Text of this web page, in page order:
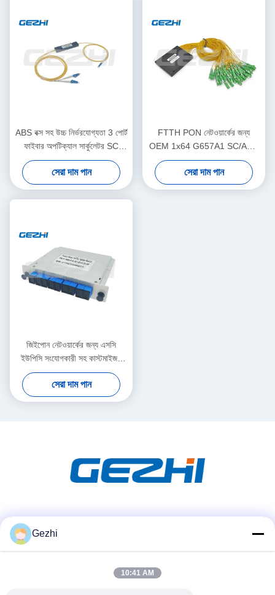
ABS বক্স সহ উচ্চ নির্ভরযোগ্যতা 3 পোর্ট
ফাইবার অপটিক্যাল সার্কুলেটর SC
কানেক্টর সহ
সেরা দাম পান
FTTH PON নেটওয়ার্কের জন্য
OEM 1x64 G657A1 SC/APC
PLC স্প্লিটার ABS মডিউল
সেরা দাম পান
জিইপোন নেটওয়ার্কের জন্য এসসি
ইউপিসি সংযোগকারী সহ কাস্টমাইজড
1x8 পিএলসি স্প্লিটার
সেরা দাম পান
দ্রুত যোগাযোগ
Gezhi
10:41 AM